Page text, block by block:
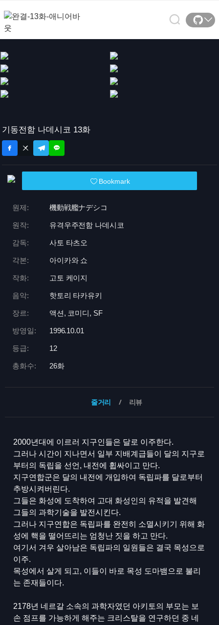
기동전함 나데시코 13화
Bookmark
원제: 機動戦艦ナデシコ
원작: 유격우주전함 나데시코
감독: 사토 타츠오
각본: 아이카와 쇼
작화: 고토 케이지
음악: 핫토리 타카유키
장르: 액션, 코미디, SF
방영일: 1996.10.01
등급: 12
총화수: 26화
줄거리 리뷰
2000년대에 이르러 지구인들은 달로 이주한다.
그러나 시간이 지나면서 일부 지배계급들이 달의 지구로
부터의 독립을 선언, 내전에 휩싸이고 만다.
지구연합군은 달의 내전에 개입하여 독립파를 달로부터
추방시켜버린다.
그들은 화성에 도착하여 고대 화성인의 유적을 발견해
그들의 과학기술을 발전시킨다.
그러나 지구연합은 독립파를 완전히 소멸시키기 위해 화
성에 핵을 떨어뜨리는 엄청난 짓을 하고 만다.
여기서 겨우 살아남은 독립파의 일원들은 결국 목성으로
이주.
목성에서 살게 되고, 이들이 바로 목성 도마뱀으로 불리
는 존재들이다.
2178년 네르갈 소속의 과학자였던 아키토의 부모는 보
손 점프를 가능하게 해주는 크리스탈을 연구하던 중 네